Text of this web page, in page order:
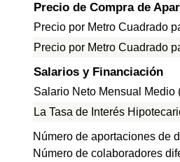
Precio de Compra de
Precio por Metro Cuadrado
Precio por Metro Cuadrado
Salarios y Financiación
Salario Neto Mensual Medio
La Tasa de Interés
Número de aportaciones de
Número de colaboradores